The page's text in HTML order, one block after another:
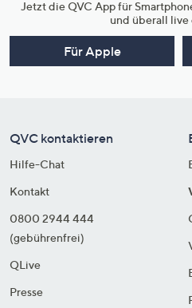
Jetzt die QVC App für
und überall live
Für Apple
QVC kontaktieren
Hilfe-Chat
Kontakt
0800 2944 444
(gebührenfrei)
QLive
Presse